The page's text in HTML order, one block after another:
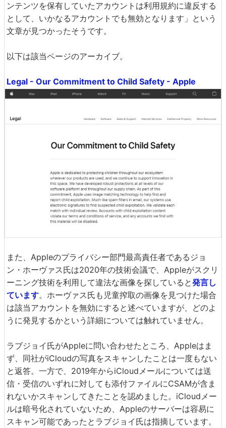
ンテンツを保有していたアカウントは利用規約に違反する
として、いかなるアカウントでも無効となります」という
文章が見つかったそうです。
以下は該当ページのアーカイブ。
Legal - Our Commitment to Child Safety - Apple
また、Appleのプライバシー部門最高責任者であるジョ
ン・ホーヴァス氏は2020年の技術会議で、Appleがスクリ
ーニング技術を利用して違法な画像を探していると発言し
ています。ホーヴァス氏も児童搾取の画像を見つけた場合
は該当アカウントを無効にすると述べていますが、どのよ
うに発見するかという詳細については触れていません。
ラブジョイ氏がAppleに問い合わせたところ、Appleはま
ず、同社がiCloudの写真をスキャンしたことは一度もない
と返答。一方で、2019年からiCloudメールについては送
信・受信のいずれに対しても添付ファイルにCSAMが含ま
れないかスキャンしてきたことを認めました。iCloudメー
ルは暗号化されていないため、Appleのサーバーは容易に
スキャン可能であったとラブジョイ氏は指摘しています。